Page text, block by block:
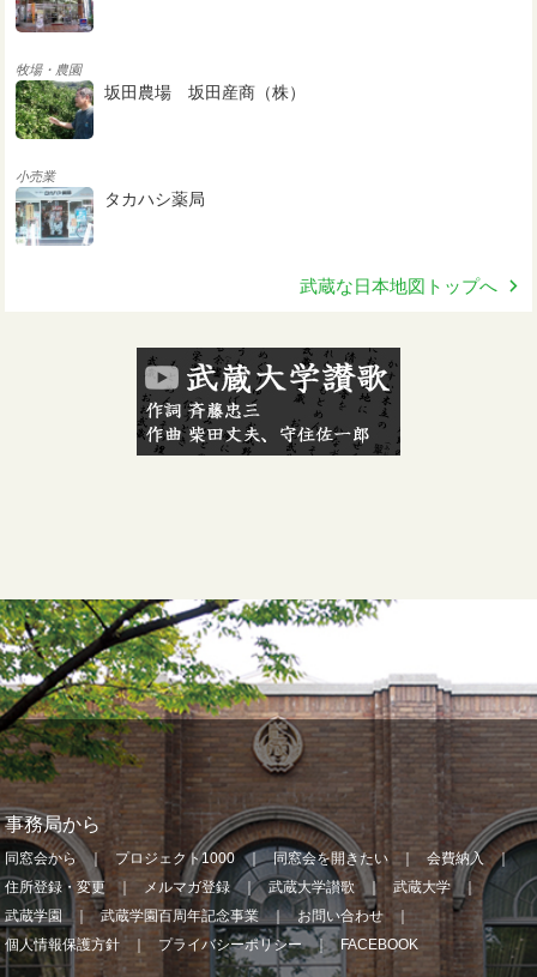
牧場・農園
坂田農場 坂田産商（株）
小売業
タカハシ薬局
武蔵な日本地図トップへ
事務局から
同窓会から プロジェクト1000 同窓会を開きたい
会費納入
住所登録・変更
メルマガ登録 武蔵大学讃歌
武蔵大学
武蔵学園
武蔵学園百周年記念事業
お問い合わせ
個人情報保護方針
プライバシーポリシー FACEBOOK